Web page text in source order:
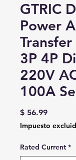
GTRIC
Power
3P 4P
220V
100A Se
$ 56.99Precio
Impuesto
Rated Current *